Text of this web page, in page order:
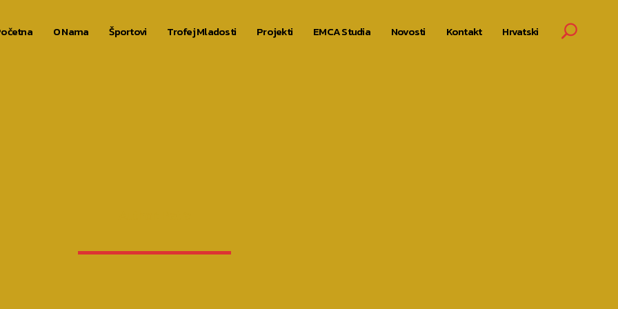
O Nama Športovi Trofej Mladosti Projekti EMCA Studia Novosti Kontakt Hrvatski